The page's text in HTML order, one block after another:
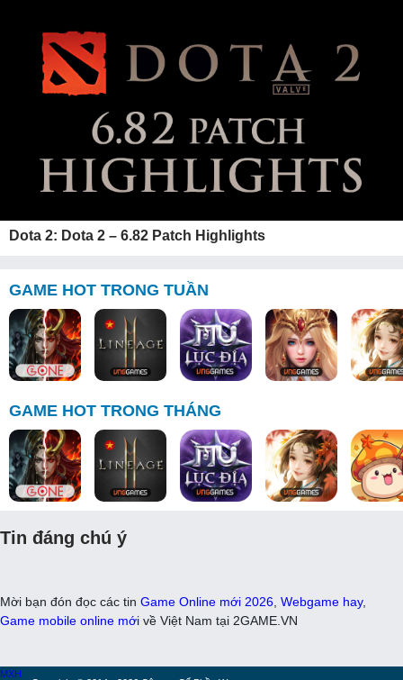
Dota 2: Dota 2 – 6.82 Patch Highlights
GAME HOT TRONG TUẦN
GAME HOT TRONG THÁNG
Tin đáng chú ý
Mời bạn đón đọc các tin Game Online mới 2026 Webgame hay,
Game mobile online mới về Việt Nam tại 2GAME.VN
MXH